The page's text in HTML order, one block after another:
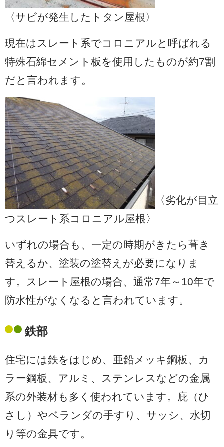
〈サビが発生したトタン屋根〉
現在はスレート系でコロニアルと呼ばれる
特殊石綿セメント板を使用したものが約7割
だと言われます。
〈劣化が目立
つスレート系コロニアル屋根〉
いずれの場合も、一定の時期がきたら葺き
替えるか、塗装の塗替えが必要になりま
す。スレート屋根の場合、通常7年～10年で
防水性がなくなると言われています。
鉄部
住宅には鉄をはじめ、亜鉛メッキ鋼板、カ
ラー鋼板、アルミ、ステンレスなどの金属
系の外装材も多く使われています。庇（ひ
さし）やベランダの手すり、サッシ、水切
り等の金具です。